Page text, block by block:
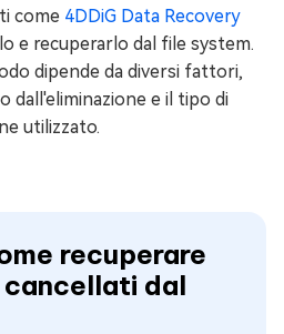
come 4DDiG Data Recovery
e recuperarlo dal file system.
dipende da diversi fattori,
dall'eliminazione e il tipo di
utilizzato.
recuperare
cancellati dal